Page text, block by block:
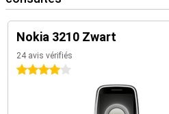
Nokia 3210 Zwart
24 avis vérifiés
4 étoiles